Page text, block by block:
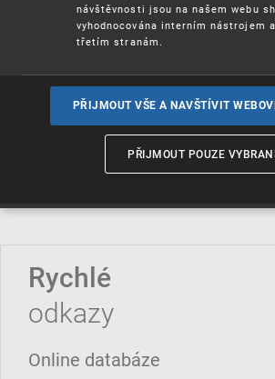
Označení původua
Rychlé
odkazy
Online databáze
návštěvnosti jsou na našem webu
vyhodnocována interním nástrojem
třetím stranám.
PŘIJMOUT VŠE A NAVŠTÍVIT
PŘIJMOUT POUZE